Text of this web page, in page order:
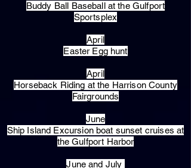
Buddy Ball Baseball at the Gulfport
Sportsplex
April
Easter Egg hunt
April
Horseback Riding at the Harrison County
Fairgrounds
June
Ship Island Excursion boat sunset cruises at
the Gulfport Harbor
June and July